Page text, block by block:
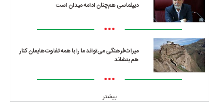
دیپلماسی هم‌چنان ادامه میدان است
•••
میراث‌فرهنگی می‌تواند ما را با همه تفاوت‌هایمان کنار
هم بنشاند
•••
بیشتر